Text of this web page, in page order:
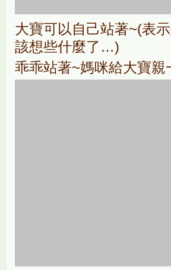
大寶可以自己站著~(表
該想些什麼了…)
乖乖站著~媽咪給大寶